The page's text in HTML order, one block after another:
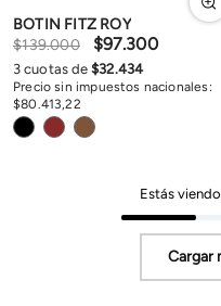
BOTIN FITZ ROY
$139.000 $97.300
Precio sin impuestos nacionales:
$80 413,22
3 cuotas de$32.434
Estás viendo